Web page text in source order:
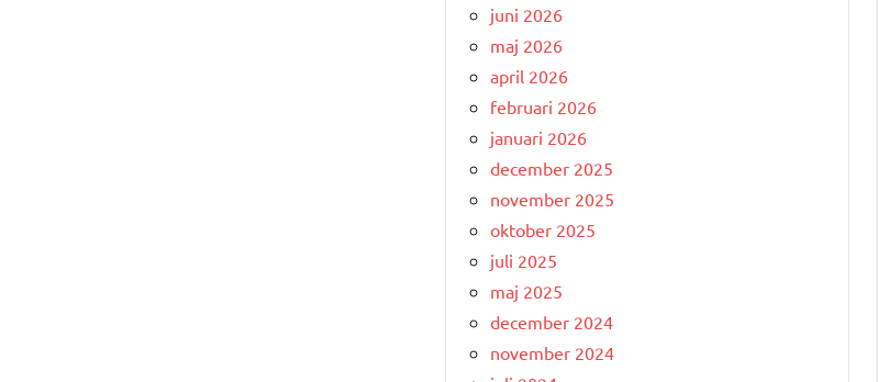
juni 2026
maj 2026
april 2026
februari 2026
januari 2026
december 2025
november 2025
oktober 2025
juli 2025
maj 2025
december 2024
november 2024